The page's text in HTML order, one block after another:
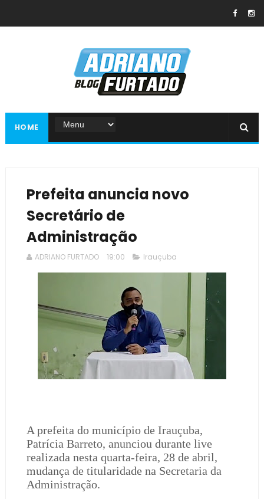
HOME
Prefeita anuncia novo
Secretário de
Administração
ADRIANO FURTADO 19:00 Irauçuba
A prefeita do município de Irauçuba,
Patrícia Barreto, anunciou durante live
realizada nesta quarta-feira, 28 de abril,
mudança de titularidade na Secretaria da
Administração.